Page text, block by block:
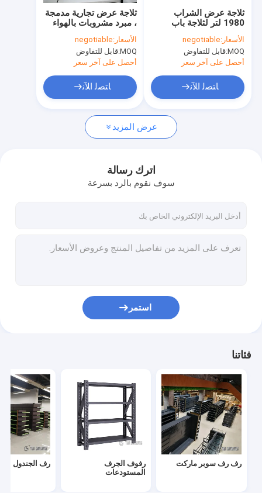
مراقبة الجودة
اتصل بنا
اطلب اقتباس
رف رف سوبر ماركت
رف عرض Miniso
رف الفواكه والخضروات
ثلاجة عرض سوبر ماركت
رف عرض مستحضرات التجميل
رف متجر الملابس
المنصات البلاستيكية اليورو
ثلاجة عرض تجارية مدمجة
، مبرد مشروبات بالهواء
الطلق 0-10 درجة حرارة
الأسعار:negotiable
MOQ: قابل للتفاوض
أحصل على آخر سعر
ﺎﺘﺼﻟ ﺍﻶﻧ
ثلاجة عرض الشراب
1980 لتر لثلاجة باب
زجاجي بالحليب في
السوبر ماركت
الأسعار:negotiable
MOQ: قابل للتفاوض
أحصل على آخر سعر
ﺎﺘﺼﻟ ﺍﻶﻧ
عرض المزيد
اترك رسالة
سوف نقوم بالرد بسرعة
استمر
فئاتنا
رف رف سوبر ماركت
رفوف الجرف
المستودعات
رف الجندول